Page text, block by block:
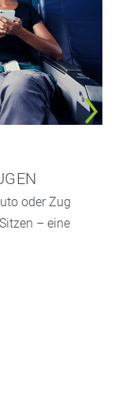
oder Zug
– eine